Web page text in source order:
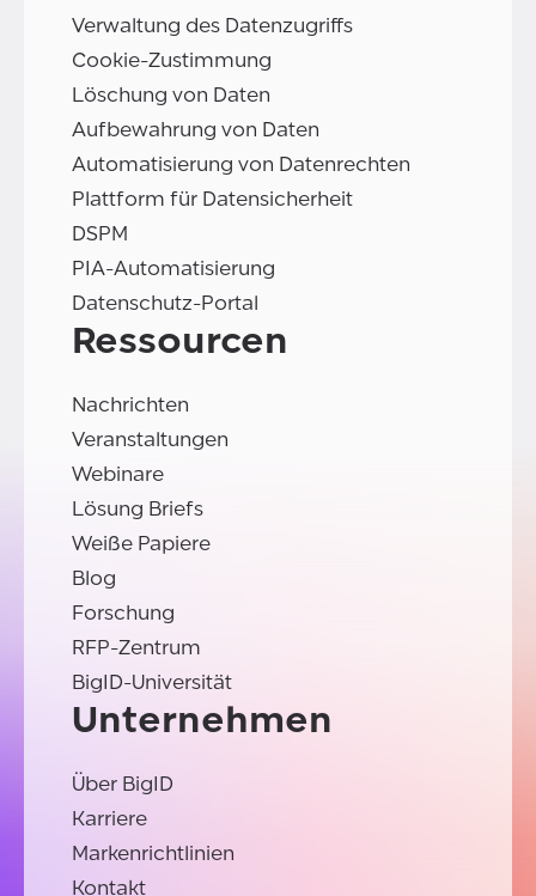
Verwaltung des Datenzugriffs
Cookie-Zustimmung
Löschung von Daten
Aufbewahrung von Daten
Automatisierung von Datenrechten
Plattform für Datensicherheit
DSPM
PIA-Automatisierung
Datenschutz-Portal
Ressourcen
Nachrichten
Veranstaltungen
Webinare
Lösung Briefs
Weiße Papiere
Blog
Forschung
RFP-Zentrum
BigID-Universität
Unternehmen
Über BigID
Karriere
Markenrichtlinien
Kontakt